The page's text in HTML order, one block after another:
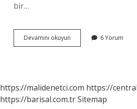
bir…
Devamını okuyun
Doğum
6 Yorum
https://malidenetci.com https://
https://barisal.com.trSitemap